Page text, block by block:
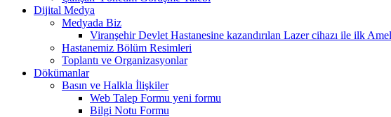
Dijital Medya
Medyada Biz
Viranşehir Devlet Hastanesine kazandırılan Lazer cihazı ile ilk
Hastanemiz Bölüm Resimleri
Toplantı ve Organizasyonlar
Dökümanlar
Basın ve Halkla İlişkiler
Web Talep Formu yeni formu
Bilgi Notu Formu